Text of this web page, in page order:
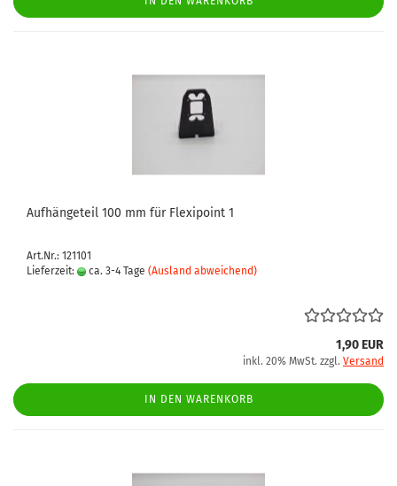
Aufhängeteil 100 mm für Flexipoint 1
Art.Nr.: 121101
Lieferzeit:
ca. 3-4 Tage (Ausland abweichend)
1,90 EUR
inkl. 20% MwSt. zzgl. Versand
IN DEN WARENKORB